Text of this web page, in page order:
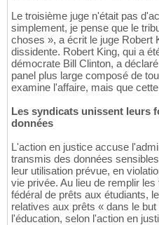
Le troisième juge n'était pas
simplement, je pense que le
choses », a écrit le juge Robert
dissidente. Robert King, qui a
démocrate Bill Clinton, a
panel plus large composé de
examine l'affaire, mais que
Les syndicats unissent leurs
données
L'action en justice accuse
transmis des données
leur utilisation prévue, en
vie privée. Au lieu de remplir
fédéral de prêts aux étudiants,
relatives aux prêts « dans le
l'éducation, selon l'action en